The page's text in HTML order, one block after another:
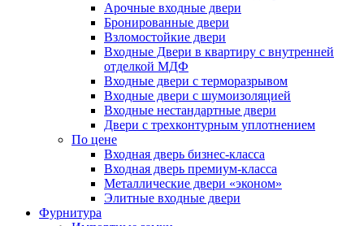
Арочные входные двери
Бронированные двери
Взломостойкие двери
Входные Двери в квартиру с внутренней
отделкой МДФ
Входные двери с терморазрывом
Входные двери с шумоизоляцией
Входные нестандартные двери
Двери с трехконтурным уплотнением
По цене
Входная дверь бизнес-класса
Входная дверь премиум-класса
Металлические двери «эконом»
Элитные входные двери
Фурнитура